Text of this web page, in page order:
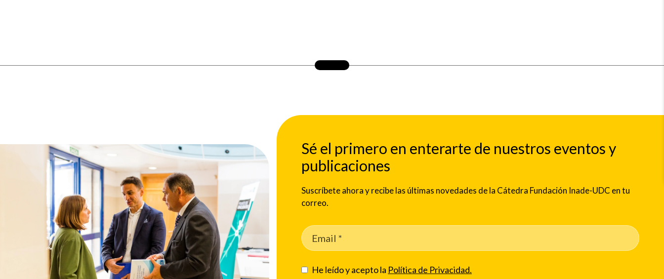
Sé el primero en enterarte de nuestros eventos y
publicaciones
Suscríbete ahora y recibe las últimas novedades de la Cátedra Fundación Inade-UDC en tu
correo.
He leído y acepto la Política de Privacidad.